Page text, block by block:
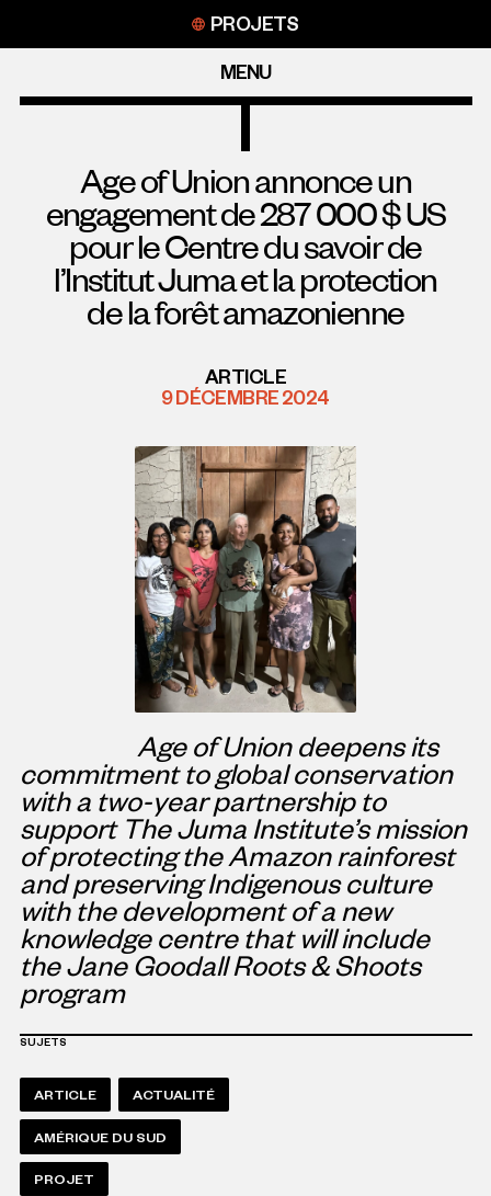
contenu
MENU
PROJETS
Age of Union annonce un
engagement de 287 000 $ US
pour le Centre du savoir de
l’Institut Juma et la protection
de la forêt amazonienne
ARTICLE
9 DÉCEMBRE 2024
Age of Union deepens its
commitment to global conservation
with a two-year partnership to
support The Juma Institute’s mission
of protecting the Amazon rainforest
and preserving Indigenous culture
with the development of a new
knowledge centre that will include
the Jane Goodall Roots & Shoots
program
SUJETS
ARTICLE ACTUALITÉ
AMÉRIQUE DU SUD
PROJET